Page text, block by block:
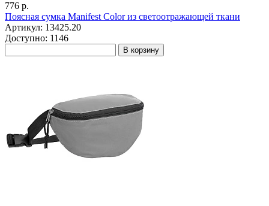
776 р.
Поясная сумка Manifest Color из светоотражающей ткани
Артикул: 13425.20
Доступно: 1146
В корзину